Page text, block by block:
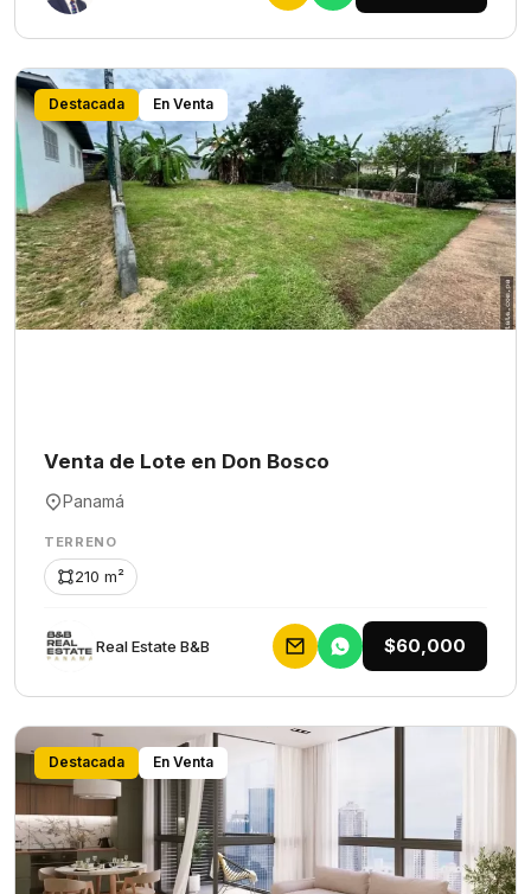
Destacada En Venta
Venta de Lote en Don Bosco
Panamá
TERRENO
210 m²
Rеаl Еstаtе В&В $60,000
Destacada En Venta